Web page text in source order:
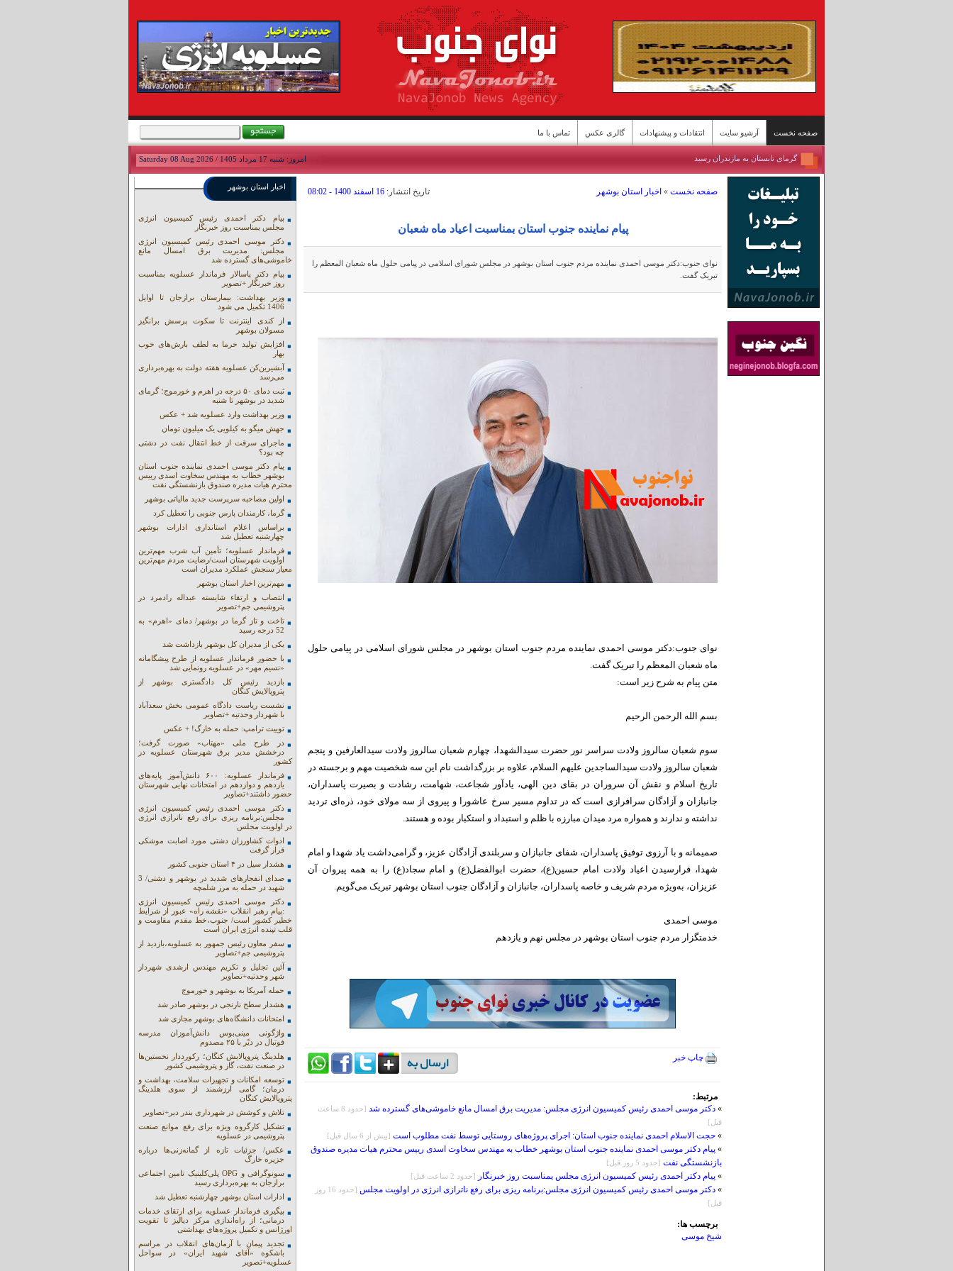
صفحه نخست آرشیو سایت انتقادات و پیشنهادات گالری عکس تماس با ما
مسابقات اسبدوانی کورس بهاره گنبدکاووس
برداشت برنج از شالیزارهای شمال - سوادکوه
تازه‌ترین وضعیت تنگه هرمز
مسابقات کشتی سنتی لوچو - روستای چرات
روستای گردشگری قلات - شیراز
پل محور «رودان - بندرعباس» پس حمله آمریکا
بندرعباس جان ایران
مسافران دریاچه «زنده» ارومیه
امروز: شنبه 17 مرداد 1405 / Saturday 08 Aug 2026
صفحه نخست » اخبار استان بوشهر تاريخ انتشار: 16 اسفند 1400 - 08:02
پیام نماینده جنوب استان بمناسبت اعیاد ماه شعبان
نوای جنوب:دکتر موسی احمدی نماینده مردم جنوب استان بوشهر در مجلس شورای اسلامی در پیامی حلول ماه شعبان المعظم را
تبریک گفت.
نوای جنوب:دکتر موسی احمدی نماینده مردم جنوب استان بوشهر در مجلس شورای اسلامی در پیامی حلول
ماه شعبان المعظم را تبریک گفت.
متن پیام به شرح زیر است:
بسم الله الرحمن الرحیم
سوم شعبان سالروز ولادت سراسر نور حضرت سیدالشهدا، چهارم شعبان سالروز ولادت سیدالعارفین و پنجم
شعبان سالروز ولادت سیدالساجدین علیهم السلام، علاوه بر بزرگداشت نام این سه شخصیت مهم و برجسته در
تاریخ اسلام و نقش آن سروران در بقای دین الهی، یادآور شجاعت، شهامت، رشادت‌ و بصیرت پاسداران،
جانبازان و آزادگان سرافرازی است که در تداوم مسیر سرخ عاشورا و پیروی از سه مولای خود، ذره‌ای تردید
نداشته و ندارند و همواره مرد میدان مبارزه با ظلم و استبداد و استکبار بوده و هستند.
صمیمانه و با آرزوی توفیق پاسداران، شفای جانبازان و سربلندی آزادگان عزیز، و گرامی‌داشت یاد شهدا و امام
شهدا، فرارسیدن اعیاد ولادت امام حسین(ع)، حضرت ابوالفضل(ع) و امام سجاد(ع) را به همه پیروان آن
عزیزان، به‌ویژه مردم شریف و خاصه پاسداران، جانبازان و آزادگان جنوب استان بوشهر تبریک می‌گویم.
موسی احمدی
خدمتگزار مردم جنوب استان بوشهر در مجلس نهم و یازدهم
چاپ خبر
مرتبط:
» دکتر موسی احمدی رئیس کمیسیون انرژی مجلس: مدیریت برق امسال مانع خاموشی‌های گسترده شد
[حدود 8 ساعت
قبل]
» حجت الاسلام احمدی نماینده جنوب استان: اجرای پروژه‌های روستایی توسط نفت مطلوب است [بيش از 6 سال قبل]
» پیام دکتر موسی احمدی نماینده جنوب استان بوشهر خطاب به مهندس سخاوت اسدی رییس محترم هیات مدیره صندوق
بازنشستگی نفت [حدود 5 روز قبل]
» پیام دکتر احمدی رئیس کمیسیون انرژی مجلس یمناسبت روز خبرنگار [حدود 2 ساعت قبل]
» دکتر موسی احمدی رئیس کمیسیون انرژی مجلس:برنامه ریزی برای رفع ناترازی انرژی در اولویت مجلس
[حدود 16 روز
قبل]
برچسب ها:
شیخ موسی
اخبار استان بوشهر
پیام دکتر احمدی رئیس کمیسیون انرژی
مجلس یمناسبت روز خبرنگار
دکتر موسی احمدی رئیس کمیسیون انرژی
مجلس: مدیریت برق امسال مانع
خاموشی‌های گسترده شد
پیام دکتر پاسالار فرماندار عسلویه بمناسبت
روز خبرنگار +تصویر
وزیر بهداشت: بیمارستان برازجان تا اوایل
1406 تکمیل می شود
از کندی اینترنت تا سکوت پرسش برانگیز
مسولان بوشهر
افزایش تولید خرما به لطف بارش‌های خوب
بهار
آبشیرین‌کن عسلویه هفته دولت به بهره‌برداری
می‌رسد
ثبت دمای ۵۰ درجه در اهرم و خورموج؛ گرمای
شدید در بوشهر تا شنبه
وزیر بهداشت وارد عسلویه شد + عکس
جهش میگو به کیلویی یک میلیون تومان
ماجرای سرقت از خط انتقال نفت در دشتی
چه بود؟
پیام دکتر موسی احمدی نماینده جنوب استان
بوشهر خطاب به مهندس سخاوت اسدی رییس
محترم هیات مدیره صندوق بازنشستگی نفت
اولین مصاحبه سرپرست جدید مالیاتی بوشهر
گرما، کارمندان پارس جنوبی را تعطیل کرد
براساس اعلام استانداری ادارات بوشهر
چهارشنبه تعطیل شد
فرماندار عسلویه؛ تأمین آب شرب مهم‌ترین
اولویت شهرستان است/رضایت مردم مهم‌ترین
معیار سنجش عملکرد مدیران است
مهم‌ترین اخبار استان بوشهر
انتصاب و ارتقاء شایسته عبداله رادمرد در
پتروشیمی جم+تصویر
تاخت و تاز گرما در بوشهر/ دمای «اهرم» به
52 درجه رسید
یکی از مدیران کل بوشهر بازداشت شد
با حضور فرماندار عسلویه از طرح پیشگامانه
«نسیم مهر» در عسلویه رونمایی شد
بازدید رئیس کل دادگستری بوشهر از
پتروپالایش کنگان
نشست ریاست دادگاه عمومی بخش سعدآباد
با شهردار وحدتیه +تصاویر
توییت ترامپ: حمله به خارگ! + عکس
در طرح ملی «مهتاب» صورت گرفت؛
درخشش مدیر برق شهرستان عسلویه در
کشور
فرماندار عسلویه: ۶۰۰ دانش‌آموز پایه‌های
یازدهم و دوازدهم در امتحانات نهایی شهرستان
حضور داشتند+تصاویر
دکتر موسی احمدی رئیس کمیسیون انرژی
مجلس:برنامه ریزی برای رفع ناترازی انرژی
در اولویت مجلس
ادوات کشاورزان دشتی مورد اصابت موشکی
قرار گرفت
هشدار سیل در ۴ استان جنوبی کشور
صدای انفجارهای شدید در بوشهر و دشتی/ 3
شهید در حمله به مرز شلمچه
دکتر موسی احمدی رئیس کمیسیون انرژی
:پیام رهبر انقلاب «نقشه راه» عبور از شرایط
خطیر کشور است/ جنوب،خط مقدم مقاومت و
قلب تپنده انرژی ایران است
سفر معاون رئیس جمهور به عسلویه،بازدید از
پتروشیمی جم+تصاویر
آئین تجلیل و تکریم مهندس ارشدی شهردار
شهر وحدتیه+تصاویر
حمله آمریکا به بوشهر و خورموج
هشدار سطح نارنجی در بوشهر صادر شد
امتحانات دانشگاه‌های بوشهر مجازی شد
واژگونی مینی‌بوس دانش‌آموزان مدرسه
فوتبال در دیّر با ۲۵ مصدوم
هلدینگ پتروپالایش کنگان؛ رکورددار نخستین‌ها
در صنعت نفت، گاز و پتروشیمی کشور
توسعه امکانات و تجهیزات سلامت، بهداشت و
درمان؛ گامی ارزشمند از سوی هلدینگ
پتروپالایش کنگان
تلاش و کوشش در شهرداری بندر دیر+تصاویر
تشکیل کارگروه ویژه برای رفع موانع صنعت
پتروشیمی در عسلویه
عکس/ جزئیات تازه از گمانه‌زنی‌ها درباره
جزیره خارگ
سونوگرافی و OPG پلی‌کلینیک تامین اجتماعی
برازجان به بهره‌برداری رسید
ادارات استان بوشهر چهارشنبه تعطیل شد
پیگیری فرماندار عسلویه برای ارتقای خدمات
درمانی؛ از راه‌اندازی مرکز دیالیز تا تقویت
اورژانس و تکمیل پروژه‌های بهداشتی
تجدید پیمان با آرمان‌های انقلاب در مراسم
باشکوه «آقای شهید ایران» در سواحل
عسلویه+تصویر